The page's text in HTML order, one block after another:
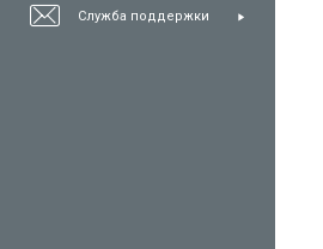
Служба поддержки